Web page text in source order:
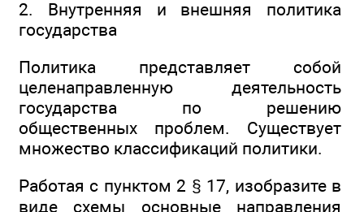
2. Внутренняя и внешняя политика
государства
Политика представляет собой
целенаправленную деятельность
государства по решению
общественных проблем. Существует
множество классификаций политики.
Работая с пунктом 2 § 17, изобразите в
виде схемы основные направления